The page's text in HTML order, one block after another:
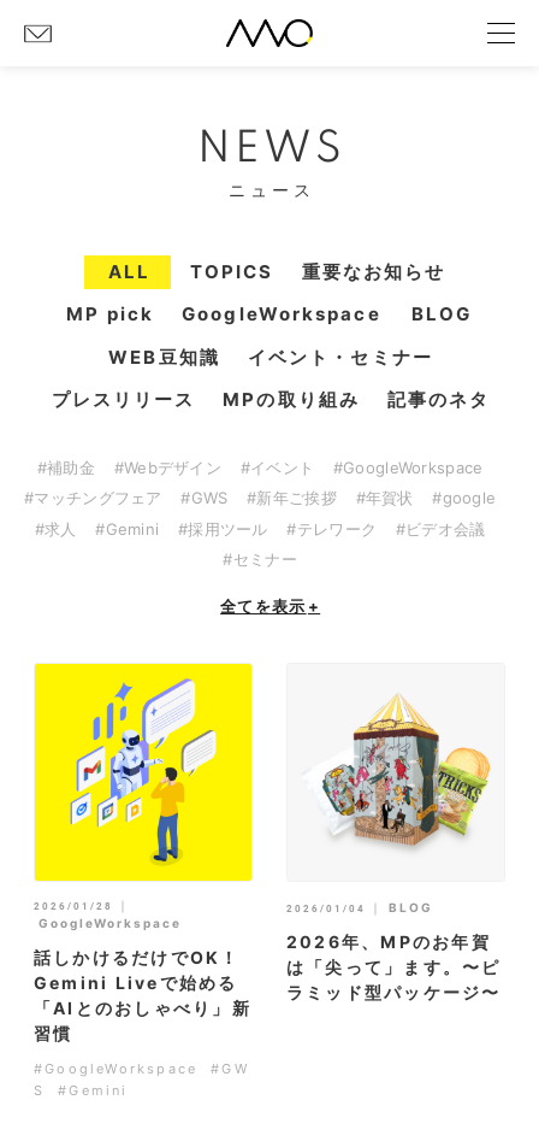
NEWS
ニュース
ALL TOPICS
重要なお知らせ
MP pick
GoogleWorkspace
BLOG
WEB豆知識
イベント・セミナー
プレスリリース
MPの取り組み 記事のネタ
#補助金 #Webデザイン #イベント
#GoogleWorkspace
#マッチングフェア
#GWS #新年ご挨拶 #年賀状
#google
#求人
#Gemini #採用ツール #テレワーク
#ビデオ会議
#セミナー
全てを表示 +
2026/01/28
｜
GoogleWorkspace
話しかけるだけでOK！
Gemini Liveで始める
「AIとのおしゃべり」新
習慣
#GoogleWorkspace
#GW
S
#Gemini
2026/01/04 ｜ BLOG
2026年、MPのお年賀
は「尖って」ます。〜ピ
ラミッド型パッケージ〜